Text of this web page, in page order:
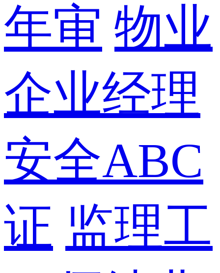
年审 物业
企业经理
安全ABC
证 监理工